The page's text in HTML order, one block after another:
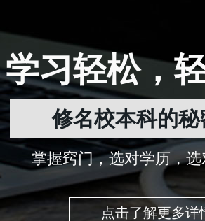
学习轻松，
修名校本科的秘
掌握窍门，选对学历，
点击了解更多详